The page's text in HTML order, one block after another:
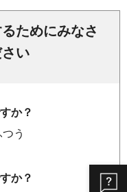
ためにみなさ
い
か？
う
か？